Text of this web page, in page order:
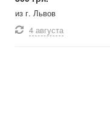
из г. Львов
4 августа